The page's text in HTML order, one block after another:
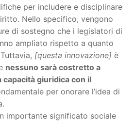
per includere e disciplinare
Nello specifico, vengono
di sostegno che i legislatori di
ampliato rispetto a quanto
[questa innovazione] è
nessuno sarà costretto a
giuridica con il
per onorare l’idea di
importante significato sociale